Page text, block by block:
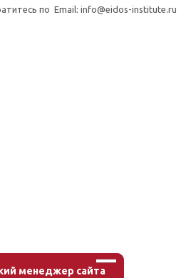
по Email: info@eidos-institute.ru
менеджер сайта